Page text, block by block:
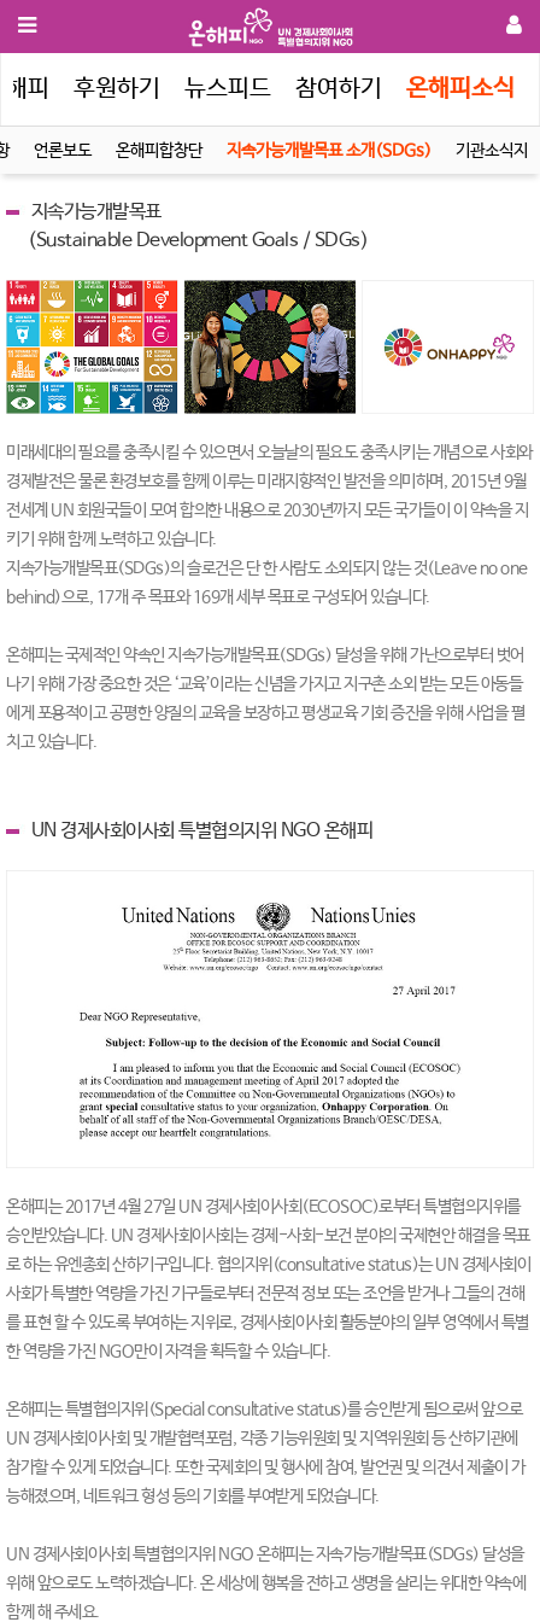
피 후원하기 뉴스피드 참여하기 온해피소식
언론보도 온해피합창단 지속가능개발목표 소개(SDGs) 기관소식지
지속가능개발목표
(Sustainable Development Goals / SDGs)
미래세대의 필요를 충족시킬 수 있으면서 오늘날의 필요도 충족시키는 개념으로 사회와
경제발전은 물론 환경보호를 함께 이루는 미래지향적인 발전을 의미하며, 2015년 9월
전세계 UN 회원국들이 모여 합의한 내용으로 2030년까지 모든 국가들이 이 약속을 지
키기 위해 함께 노력하고 있습니다.
지속가능개발목표(SDGs)의 슬로건은 단 한 사람도 소외되지 않는 것(Leave no one
behind)으로, 17개 주 목표와 169개 세부 목표로 구성되어 있습니다.
온해피는 국제적인 약속인 지속가능개발목표(SDGs) 달성을 위해 가난으로부터 벗어
나기 위해 가장 중요한 것은 ‘교육’이라는 신념을 가지고 지구촌 소외 받는 모든 아동들
에게 포용적이고 공평한 양질의 교육을 보장하고 평생교육 기회 증진을 위해 사업을 펼
치고 있습니다.
UN 경제사회이사회 특별협의지위 NGO 온해피
온해피는 2017년 4월 27일 UN 경제사회이사회(ECOSOC)로부터 특별협의지위를
승인받았습니다. UN 경제사회이사회는 경제-사회-보건 분야의 국제현안 해결을 목표
로 하는 유엔총회 산하기구입니다. 협의지위(consultative status)는 UN 경제사회이
사회가 특별한 역량을 가진 기구들로부터 전문적 정보 또는 조언을 받거나 그들의 견해
를 표현 할 수 있도록 부여하는 지위로, 경제사회이사회 활동분야의 일부 영역에서 특별
한 역량을 가진 NGO만이 자격을 획득할 수 있습니다.
온해피는 특별협의지위(Special consultative status)를 승인받게 됨으로써 앞으로
UN 경제사회이사회 및 개발협력포럼, 각종 기능위원회 및 지역위원회 등 산하기관에
참가할 수 있게 되었습니다. 또한 국제회의 및 행사에 참여, 발언권 및 의견서 제출이 가
능해졌으며, 네트워크 형성 등의 기회를 부여받게 되었습니다.
UN 경제사회이사회 특별협의지위 NGO 온해피는 지속가능개발목표(SDGs) 달성을
위해 앞으로도 노력하겠습니다. 온 세상에 행복을 전하고 생명을 살리는 위대한 약속에
함께 해 주세요.